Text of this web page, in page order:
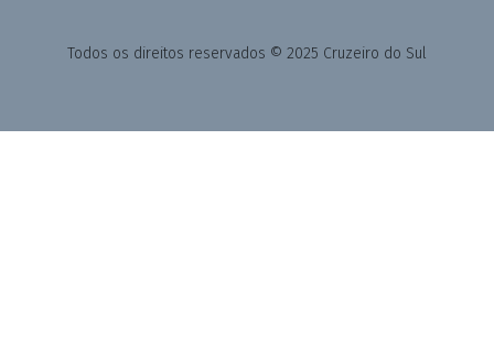
Todos os direitos reservados © 2025 Cruzeiro do Sul